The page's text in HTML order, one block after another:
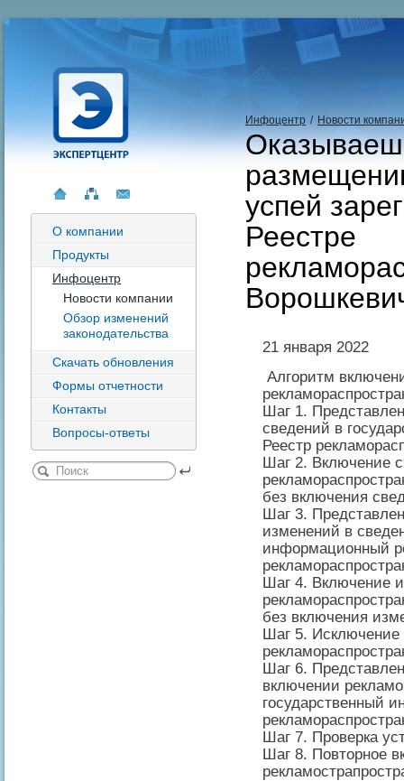
О компании
Продукты
Инфоцентр
Новости компании
Обзор изменений
законодательства
Скачать обновления
Формы отчетности
Контакты
Вопросы-ответы
Инфоцентр / Новости
успей
Реестре
21 января 2022
Алгоритм
Шаг 1.
сведений в
Реестр
Шаг 2. Включение
без включения
Шаг 3.
изменений в
информационный
Шаг 4. Включение
без включения
Шаг 5. Исключение
Шаг 6.
включении
государственный
Шаг 7. Проверка
Шаг 8. Повторное